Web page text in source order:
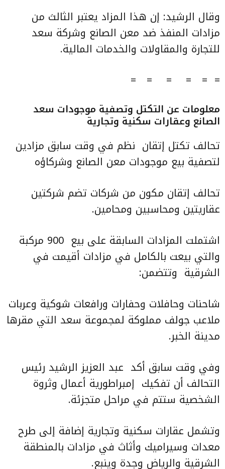
وقال الرشيد: إن هذا المزاد يعتبر الثالث من
مزادات المنفذ ضد معن الصانع وشركة سعد
للتجارة والمقاولات والخدمات المالية.
= = = = = =
معلومات عن التكتل وتصفية موجودات سعد
الصانع وعقارات سكنية وتجارية
تحالف تكتل إتقان نظم في وقت سابق مزادين
لتصفية بيع موجودات معن الصانع وشركاؤه
تحالف إتقان مكون من شركات تضم شركتين
عقاريتين ومحاسبين ومحامين.
اشتملت المزادات السابقة على بيع 900 مركبة
والتي بيعت بالكامل في مزادات أقيمت في
الشرقية وتتضمن:
شاحنات وحافلات وحفارات ورافعات شوكية وعربات
ملاعب جولف مملوكة لمجموعة سعد التي مقرها
مدينة الخبر.
وفي وقت سابق أكد عبد العزيز الرشيد رئيس
التحالف أن تفكيك إمبراطورية أعمال وثروة
الشخصية ستتم في مراحل متجزئة.
وتشمل عقارات سكنية وتجارية إضافة إلى طرح
معدات وسيراميك وأثاث في مزادات بالمنطقة
الشرقية والرياض وجدة وينبع.